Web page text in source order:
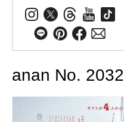
anan No. 2032